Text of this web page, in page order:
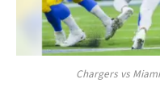
Chargers vs